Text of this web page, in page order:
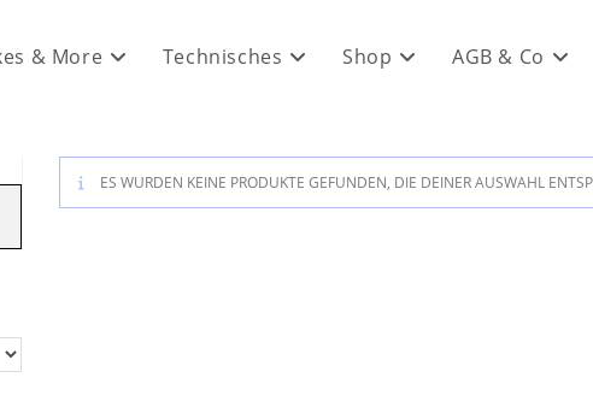
& More Technisches Shop AGB & Co
ES WURDEN KEINE PRODUKTE GEFUNDEN, DIE DEINER AUSWAHL